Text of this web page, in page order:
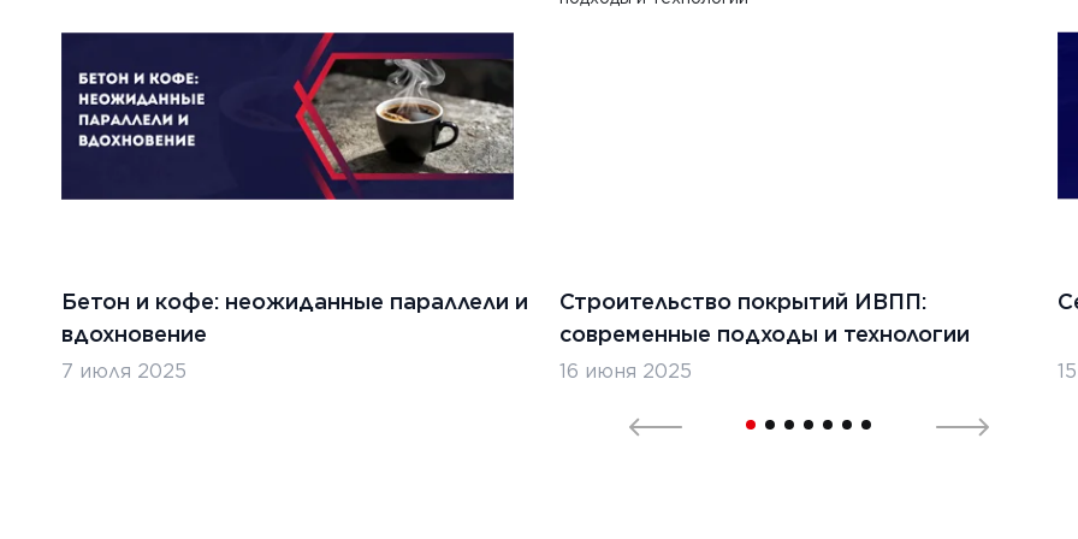
Бетон и кофе: неожиданные параллели и
вдохновение
7 июля 2025
Строительство покрытий ИВПП:
современные подходы и технологии
16 июня 2025